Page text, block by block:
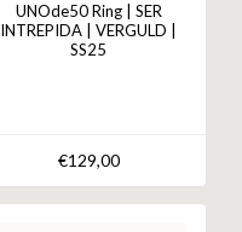
UNOde50 Ring | SER
INTREPIDA | VERGULD |
SS25
€129,00